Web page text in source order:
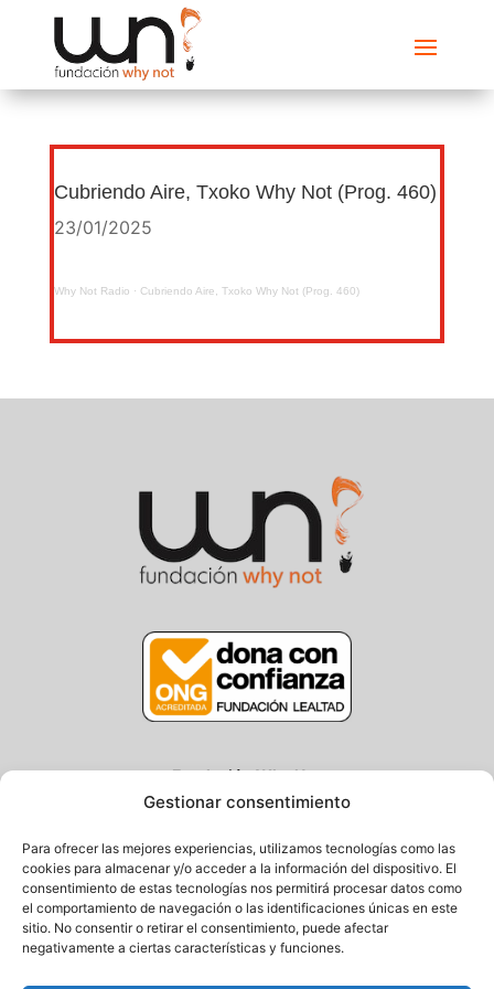
Gestionar consentimiento
Para ofrecer las mejores experiencias, utilizamos tecnologías como las
cookies para almacenar y/o acceder a la información del dispositivo. El
consentimiento de estas tecnologías nos permitirá procesar datos como
el comportamiento de navegación o las identificaciones únicas en este
sitio. No consentir o retirar el consentimiento, puede afectar
negativamente a ciertas características y funciones.
Cubriendo Aire, Txoko Why Not (Prog. 460)
23/01/2025
Why Not Radio · Cubriendo Aire, Txoko Why Not (Prog. 460)
Fundación Why Not
Centro/Txoko: Particular de Ategorrieta 3, Gros
20013 Donostia – Gipuzkoa
Tel.: (+34) 943 058 694 / 627 014 791
Email: info@fundacionwhynot.org